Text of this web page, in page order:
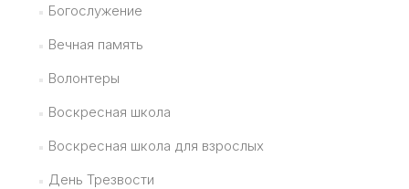
Богослужение
Вечная память
Волонтеры
Воскресная школа
Воскресная школа для взрослых
День Трезвости